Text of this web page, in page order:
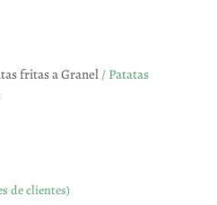
fritas a Granel/ Patatas
de clientes)